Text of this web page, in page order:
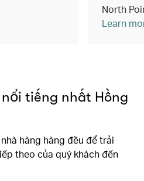
North
Learn
tiếng nhất Hồng
hàng hàng đều để trải
theo của quý khách đến